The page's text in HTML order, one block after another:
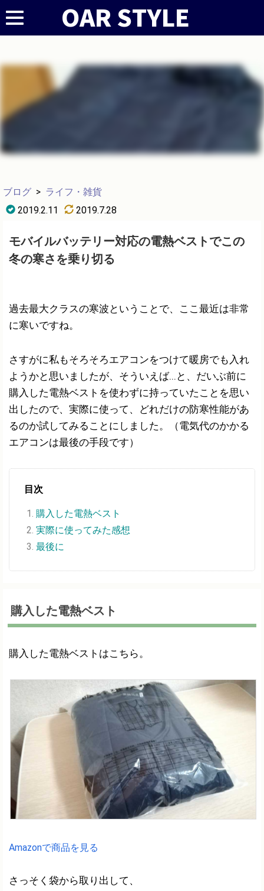
ブログ > ライフ・雑貨
2019.2.11
2019.7.28
モバイルバッテリー対応の電熱ベストでこの
冬の寒さを乗り切る
過去最大クラスの寒波ということで、ここ最近は非常
に寒いですね。
さすがに私もそろそろエアコンをつけて暖房でも入れ
ようかと思いましたが、そういえば...と、だいぶ前に
購入した電熱ベストを使わずに持っていたことを思い
出したので、実際に使って、どれだけの防寒性能があ
るのか試してみることにしました。（電気代のかかる
エアコンは最後の手段です）
目次
購入した電熱ベスト
実際に使ってみた感想
最後に
購入した電熱ベスト
購入した電熱ベストはこちら。
Amazonで商品を見る
さっそく袋から取り出して、